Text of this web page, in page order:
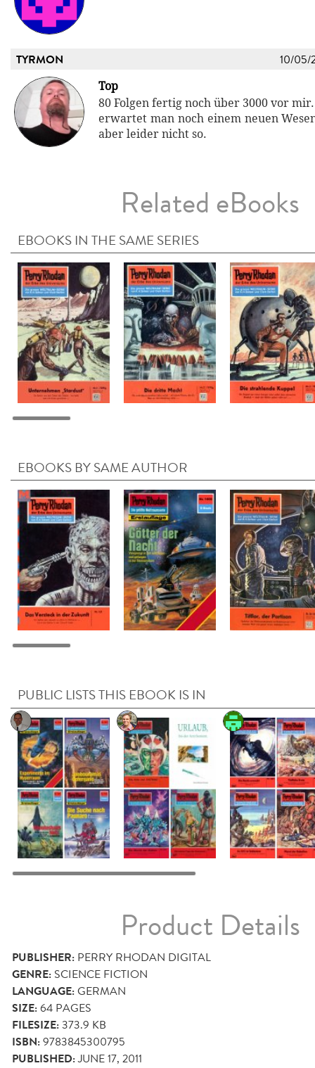
TYRMON 10/05/
Top
80 Folgen fertig noch über 3000 vor
erwartet man noch einem neuen
aber leider nicht so.
Related eBooks
EBOOKS IN THE SAME SERIES
EBOOKS BY SAME AUTHOR
PUBLIC LISTS THIS EBOOK IS IN
Product Details
PUBLISHER: PERRY RHODAN DIGITAL
GENRE: SCIENCE FICTION
LANGUAGE:GERMAN
SIZE:64 PAGES
FILESIZE:373.9 KB
ISBN:9783845300795
PUBLISHED:JUNE 17, 2011